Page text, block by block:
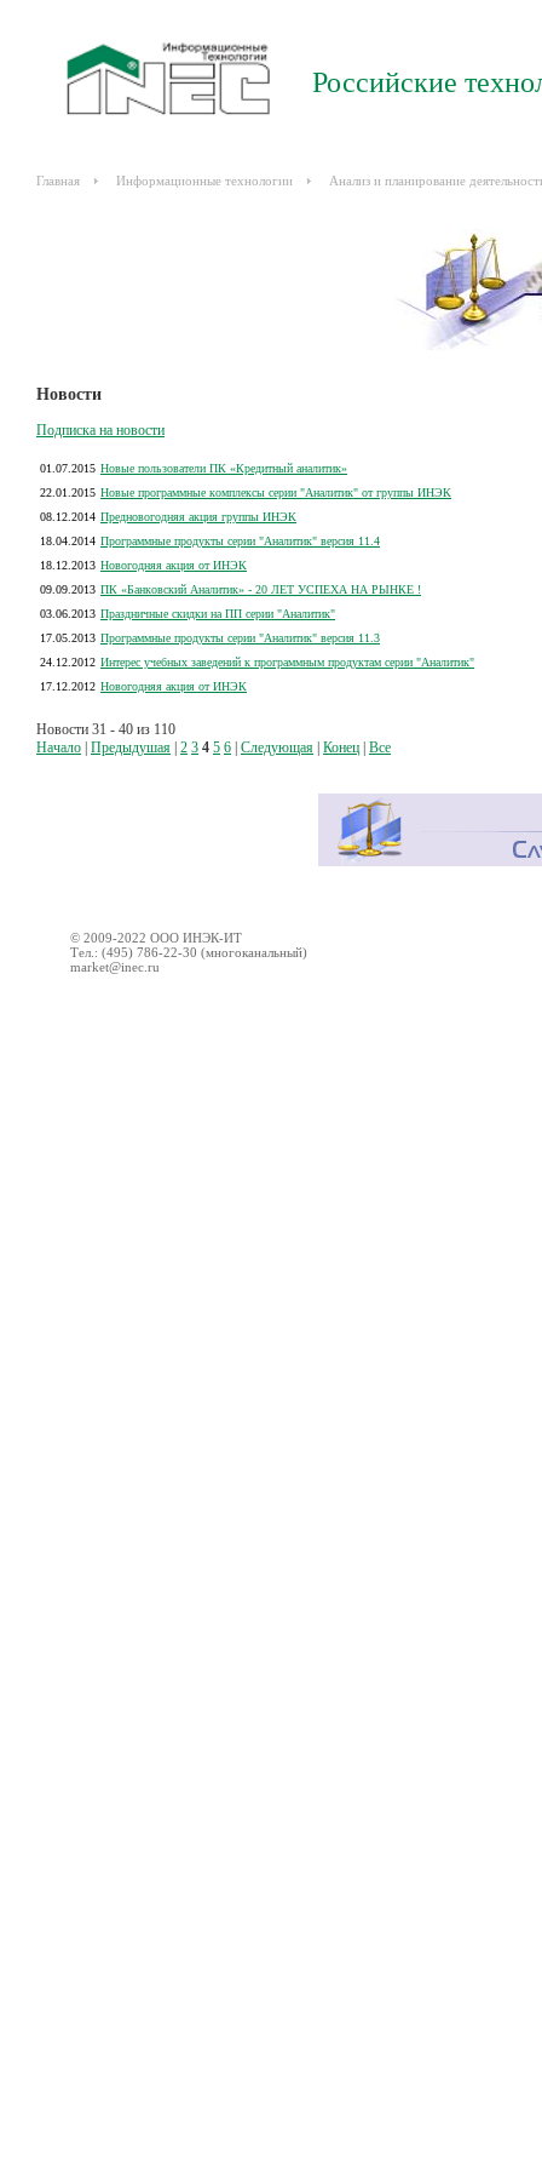
Российские
Главная Информационные технологии Анализ и планирование
Новости
Подписка на новости
01.07.2015 Новые пользователи ПК «Кредитный аналитик»
22.01.2015 Новые программные комплексы серии "Аналитик" от группы ИНЭК
08.12.2014 Предновогодняя акция группы ИНЭК
18.04.2014 Программные продукты серии "Аналитик" версия 11.4
18.12.2013 Новогодняя акция от ИНЭК
09.09.2013 ПК «Банковский Аналитик» - 20 ЛЕТ УСПЕХА НА РЫНКЕ !
03.06.2013 Праздничные скидки на ПП серии "Аналитик"
17.05.2013 Программные продукты серии "Аналитик" версия 11.3
24.12.2012 Интерес учебных заведений к программным продуктам серии "Аналитик"
17.12.2012 Новогодняя акция от ИНЭК
Новости 31 - 40 из 110
Начало Предыдушая 2 3 4 5 6 Следующая Конец Все
© 2009-2022 ООО ИНЭК-ИТ
Тел.: (495) 786-22-30 (многоканальный)
market@inec.ru